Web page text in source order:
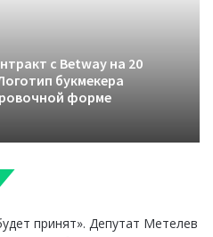
с Betway на 20
букмекера
форме